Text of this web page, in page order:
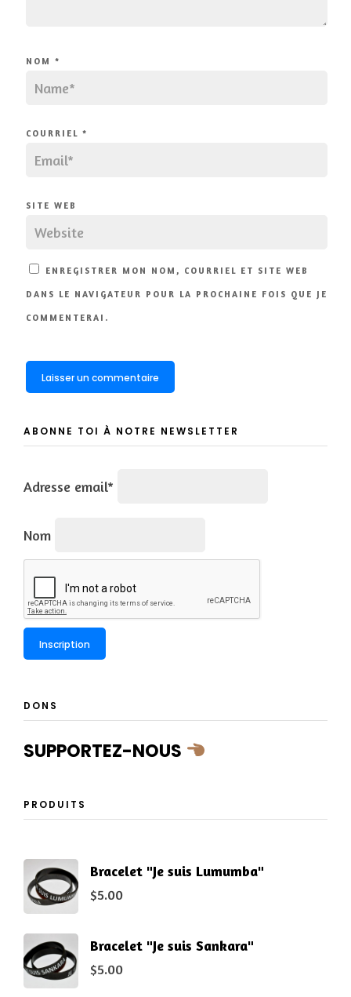
NOM *
COURRIEL *
SITE WEB
ENREGISTRER MON NOM, COURRIEL ET SITE WEB
DANS LE NAVIGATEUR POUR LA PROCHAINE FOIS QUE JE
COMMENTERAI.
ABONNE TOI À NOTRE NEWSLETTER
Adresse email*
Nom
DONS
SUPPORTEZ-NOUS
PRODUITS
Bracelet "Je suis Lumumba"
$5.00
Bracelet "Je suis Sankara"
$5.00